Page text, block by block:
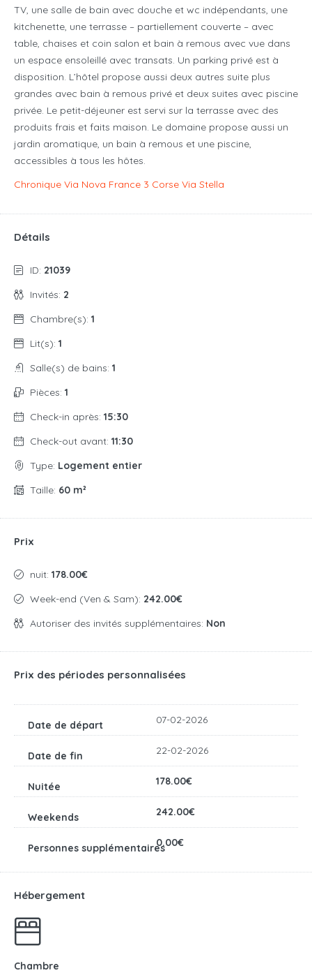
TV, une salle de bain avec douche et wc indépendants, une
kitchenette, une terrasse – partiellement couverte – avec
table, chaises et coin salon et bain à remous avec vue dans
un espace ensoleillé avec transats. Un parking privé est à
disposition. L’hôtel propose aussi deux autres suite plus
grandes avec bain à remous privé et deux suites avec piscine
privée. Le petit-déjeuner est servi sur la terrasse avec des
produits frais et faits maison. Le domaine propose aussi un
jardin aromatique, un bain à remous et une piscine,
accessibles à tous les hôtes.
Chronique Via Nova France 3 Corse Via Stella
Détails
ID: 21039
Invités: 2
Chambre(s): 1
Lit(s): 1
Salle(s) de bains: 1
Pièces: 1
Check-in après: 15:30
Check-out avant: 11:30
Type: Logement entier
Taille: 60 m²
Prix
nuit: 178.00€
Week-end (Ven & Sam): 242.00€
Autoriser des invités supplémentaires: Non
Prix des périodes personnalisées
07-02-2026
22-02-2026
178.00€
242.00€
0.00€
Hébergement
Chambre